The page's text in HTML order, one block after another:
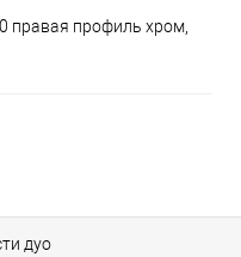
правая профиль хром,
дуо